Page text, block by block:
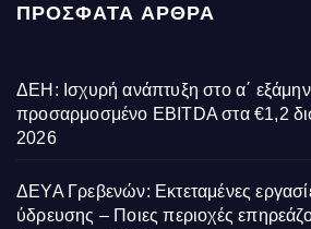
ΠΡΌΣΦΑΤΑ ΆΡΘΡΑ
ΔΕΗ: Ισχυρή ανάπτυξη στο α΄
προσαρμοσμένο EBITDA στα €1,2
2026
ΔΕΥΑ Γρεβενών: Εκτεταμένες
ύδρευσης – Ποιες περιοχές